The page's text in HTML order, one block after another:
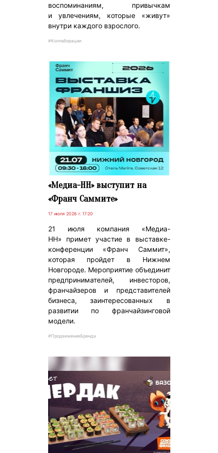
воспоминаниям, привычкам
и увлечениям, которые «живут»
внутри каждого взрослого.
#Коллаборации
«Медиа-НН» выступит на
«Франч Саммите»
17 июля 2026 г. 17:20
21 июля компания «Медиа-
НН» примет участие в выставке-
конференции «Франч Саммит»,
которая пройдет в Нижнем
Новгороде. Мероприятие объединит
предпринимателей, инвесторов,
франчайзеров и представителей
бизнеса, заинтересованных в
развитии по франчайзинговой
модели.
#ПродвижениеБренда